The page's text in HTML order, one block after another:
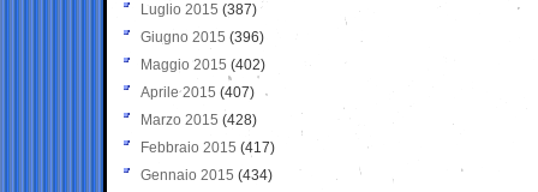
Luglio 2015 (387)
Giugno 2015 (396)
Maggio 2015 (402)
Aprile 2015 (407)
Marzo 2015 (428)
Febbraio 2015 (417)
Gennaio 2015 (434)